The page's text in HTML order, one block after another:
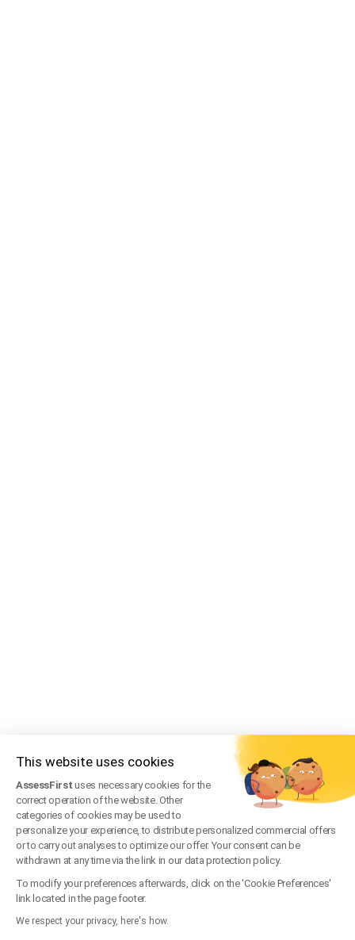
This website uses cookies
AssessFirstuses necessary cookies for the
correct operation of the website. Other
categories of cookies may be used to
personalize your experience, to distribute personalized commercial offers
or to carry out analyses to optimize our offer. Your consent can be
withdrawn at any time via the link in our data protection policy.
To modify your preferences afterwards, click on the 'Cookie Preferences'
link located in the page footer.
We respect your privacy, here's how.